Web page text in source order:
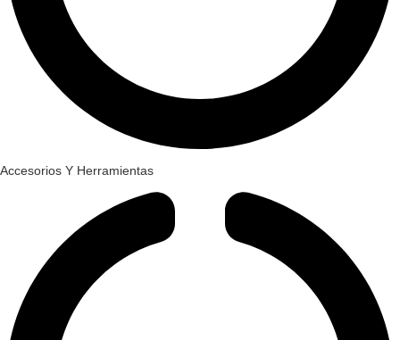
Accesorios Y Herramientas